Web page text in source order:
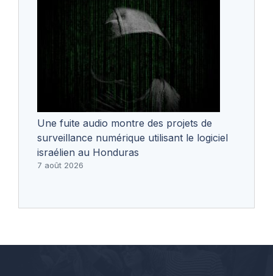
Une fuite audio montre des projets de
surveillance numérique utilisant le logiciel
israélien au Honduras
7 août 2026